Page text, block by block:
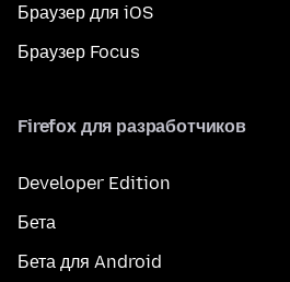
Браузер для iOS
Браузер Focus
Firefox для разработчиков
Developer Edition
Бета
Бета для Android